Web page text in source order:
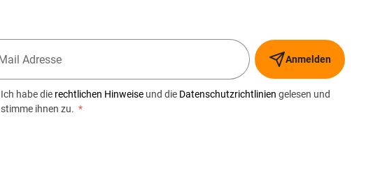
Anmelden
Ich habe die rechtlichen Hinweise und die Datenschutzrichtlinien gelesen und
stimme ihnen zu. *